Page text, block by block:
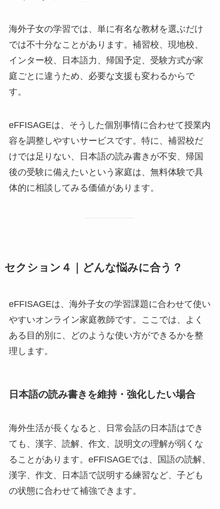
海外子女の学習では、単に有名な教材を選ぶだけ
では不十分なことがあります。補習校、現地校、
インター校、日本語力、帰国予定、受験方式が家
庭ごとに違うため、必要な支援も変わるからで
す。
eFFISAGEは、そうした個別事情に合わせて授業内
容を調整しやすいサービスです。特に、補習校だ
けでは足りない、日本語の読み書きが不安、帰国
後の受験に備えたいという家庭は、無料体験で具
体的に相談してみる価値があります。
セクション４｜どんな悩みに合う？
eFFISAGEは、海外子女の学習課題に合わせて使い
やすいオンライン家庭教師です。ここでは、よく
ある目的別に、どのような使い方ができるかを整
理します。
日本語の読み書きを維持・強化したい場合
海外生活が長くなると、日常会話の日本語はでき
ても、漢字、読解、作文、説明文の理解が弱くな
ることがあります。eFFISAGEでは、国語の読解、
漢字、作文、日本語で説明する練習など、子ども
の状態に合わせて補強できます。